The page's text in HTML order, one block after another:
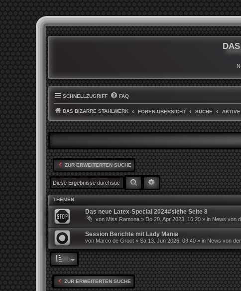
SCHNELLZUGRIFF FAQ
DAS BIZARRE STAHLWERK FOREN-ÜBERSICHT SUCHE
ZUR ERWEITERTEN SUCHE
SUCHE ERWEITERTE SUCHE
THEMEN
Das neue Latex-Special 2024#siehe Seite 8
von Miss Ramona » Do 20. Apr 2023, 16:20 » in News von
Session Berichte mit Lady Mania
von Marco de Groot » Sa 13. Jun 2026, 08:40 » in News von
ZUR ERWEITERTEN SUCHE